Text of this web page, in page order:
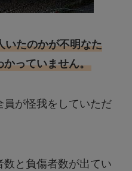
いたのかが不明なた
かっていません。
員が怪我をしていただ
と負傷者数が出てい